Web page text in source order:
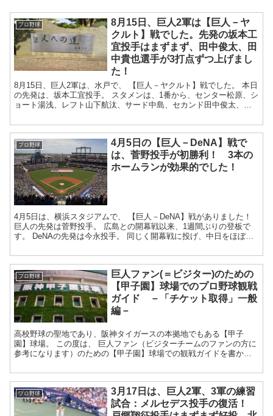
プロ野球
8月15日、巨人2軍は【巨人－ヤ
クルト】戦でした。先発の坂本工
宜投手はまずまず、田中俊太、田
中貴也選手が3打点ずつ上げまし
た！
8月15日、巨人2軍は、水戸で、 【巨人－ヤクルト】戦でした。 本日
の先発は、坂本工宜投手。 スタメンは、1番から、センター松原、シ
ョート湯浅、レフト山下航汰、サード中島、セカンド田中俊太、ラ
プロ野球
4月5日の【巨人－DeNA】戦で
は、菅野投手が初勝利！ 3本の
ホームランが効果的でした！
4月5日は、横浜スタジアムで、 【巨人－DeNA】戦がありました！
巨人の先発は菅野投手。 広島との開幕戦以来、1週間ぶりの登板で
す。 DeNAの先発は今永投手。 同じく開幕戦に投げ、中日をほぼ完
プロ野球
巨人ファン(＝ビジター)のための
【甲子園】球場でのプロ野球観戦
ガイド －「チケット取得」一般
編－
高校野球の聖地であり、阪神タイガースの本拠地でもある【甲子
園】球場。 この度は、 巨人ファン（ビジターチームのファンの方に
参考になります）のための【甲子園】球場での観戦ガイドを書かせ
プロ野球
3月17日は、巨人2軍、3軍の練習
試合：メルセデス投手の復活！